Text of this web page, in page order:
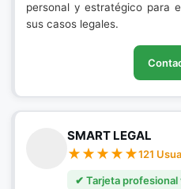
personal y estratégico para
sus casos legales.
SMART LEGAL
121
✔ Tarjeta